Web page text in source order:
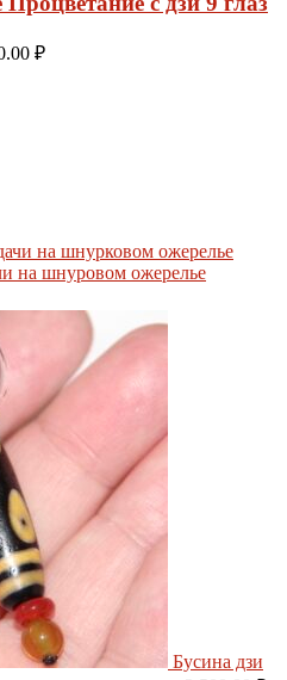
₽Диапазон
на шнуровом ожерелье
Бусина дзи